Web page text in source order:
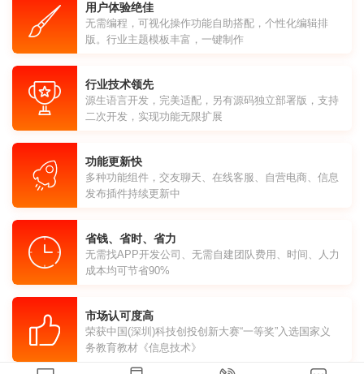
用户体验绝佳
无需编程，可视化操作功能自助搭配，个性化编辑排
版。行业主题模板丰富，一键制作
行业技术领先
源生语言开发，完美适配，另有源码独立部署版，支持
二次开发，实现功能无限扩展
功能更新快
多种功能组件，交友聊天、在线客服、自营电商、信息
发布插件持续更新中
省钱、省时、省力
无需找APP开发公司、无需自建团队费用、时间、人力
成本均可节省90%
市场认可度高
荣获中国(深圳)科技创投创新大赛“一等奖”入选国家义
务教育教材《信息技术》